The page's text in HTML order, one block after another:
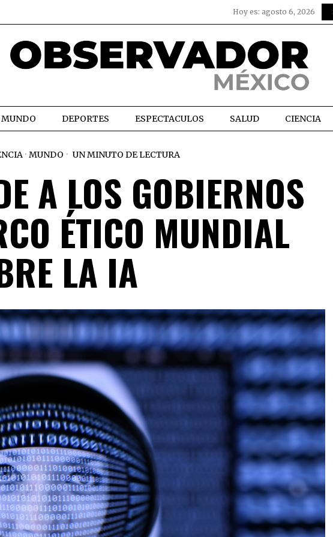
Hoy es: agosto 6, 2026
MUNDO DEPORTES ESPECTACULOS SALUD CIENCIA
· MUNDO UN MINUTO DE LECTURA
A LOS GOBIERNOS
ÉTICO MUNDIAL
LA IA